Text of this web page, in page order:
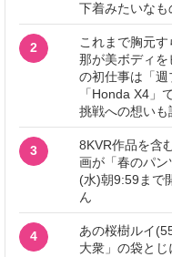
下着みたいなも
2
これまで胸元
那が美ボディ
の初仕事は「
「Honda X4」
挑戦への想いも
3
8KVR作品を含
画が「春のパ
(水)朝9:59まで
ん
4
あの桜樹ルイ
大衆」の袋と